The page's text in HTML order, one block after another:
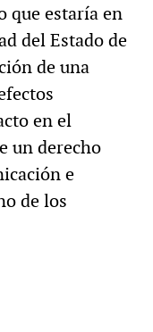
que estaría en
del Estado de
de una
en el
un derecho
e
de los